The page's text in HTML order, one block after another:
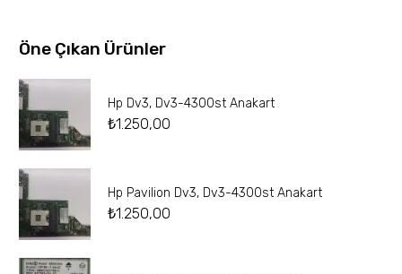
Öne Çıkan Ürünler
Hp Dv3, Dv3-4300st Anakart
₺1.250,00
Hp Pavilion Dv3, Dv3-4300st Anakart
₺1.250,00